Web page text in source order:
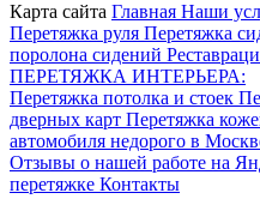
Карта сайта Главная Наши
Перетяжка руля Перетяжка
поролона сидений
ПЕРЕТЯЖКА ИНТЕРЬЕРА:
Перетяжка потолка и стоек
дверных карт Перетяжка
автомобиля недорого в
Отзывы о нашей работе на
перетяжке Контакты